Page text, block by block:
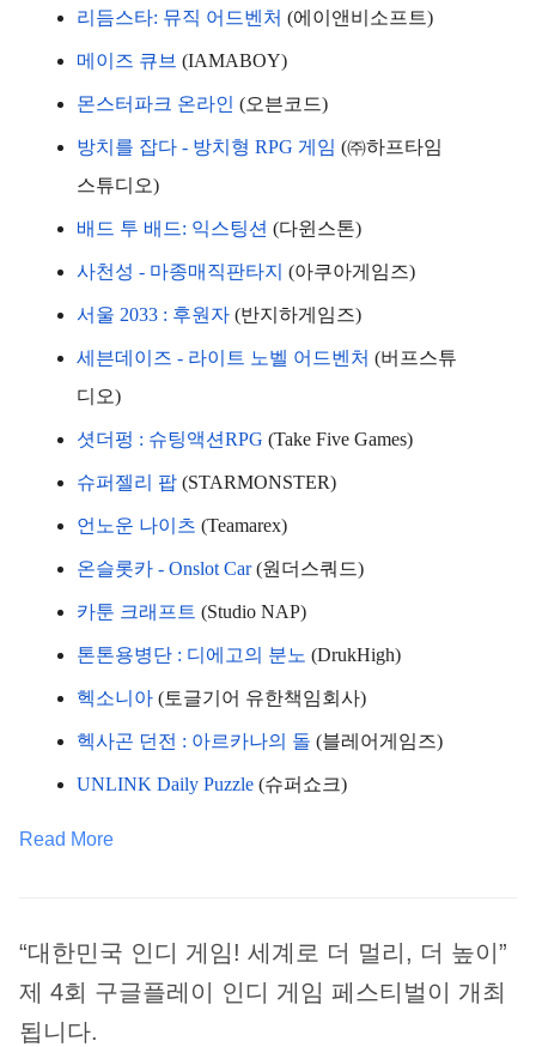
리듬스타: 뮤직 어드벤처 (에이앤비소프트)
메이즈 큐브 (IAMABOY)
몬스터파크 온라인 (오븐코드)
방치를 잡다 - 방치형 RPG 게임 (㈜하프타임
스튜디오)
배드 투 배드: 익스팅션 (다윈스톤)
사천성 - 마종매직판타지 (아쿠아게임즈)
서울 2033 : 후원자 (반지하게임즈)
세븐데이즈 - 라이트 노벨 어드벤처 (버프스튜
디오)
셧더펑 : 슈팅액션RPG (Take Five Games)
슈퍼젤리 팝 (STARMONSTER)
언노운 나이츠 (Teamarex)
온슬롯카 - Onslot Car (원더스쿼드)
카툰 크래프트 (Studio NAP)
톤톤용병단 : 디에고의 분노 (DrukHigh)
헥소니아 (토글기어 유한책임회사)
헥사곤 던전 : 아르카나의 돌 (블레어게임즈)
UNLINK Daily Puzzle (슈퍼쇼크)
Read More
“대한민국 인디 게임! 세계로 더 멀리, 더 높이”
제 4회 구글플레이 인디 게임 페스티벌이 개최
됩니다.